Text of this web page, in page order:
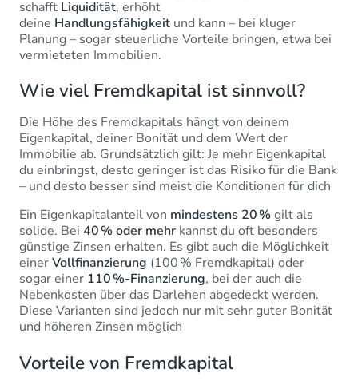
schafft Liquidität, erhöht
deine Handlungsfähigkeit und kann – bei kluger
Planung – sogar steuerliche Vorteile bringen, etwa bei
vermieteten Immobilien.
Wie viel Fremdkapital ist sinnvoll?
Die Höhe des Fremdkapitals hängt von deinem
Eigenkapital, deiner Bonität und dem Wert der
Immobilie ab. Grundsätzlich gilt: Je mehr Eigenkapital
du einbringst, desto geringer ist das Risiko für die Bank
– und desto besser sind meist die Konditionen für dich
Ein Eigenkapitalanteil von mindestens 20 %gilt als
solide. Bei 40 % oder mehr kannst du oft besonders
günstige Zinsen erhalten. Es gibt auch die Möglichkeit
einerVollfinanzierung (100 % Fremdkapital) oder
sogar einer 110 %-Finanzierung, bei der auch die
Nebenkosten über das Darlehen abgedeckt werden.
Diese Varianten sind jedoch nur mit sehr guter Bonität
und höheren Zinsen möglich
Vorteile von Fremdkapital